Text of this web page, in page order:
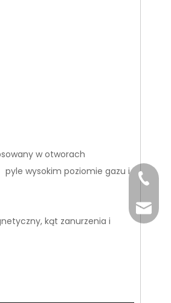
w otworach
pyle wysokim poziomie gazu i
kąt zanurzenia i
+86-
+86-